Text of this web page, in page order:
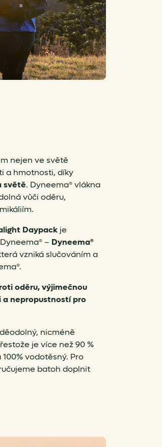
nejen ve světě
a hmotnosti, díky
světě. Dyneema® vlákna
vůči oděru,
Daypack je
– Dyneema®
vzniká slučováním a
oděru, výjimečnou
nepropustností pro
nicméně
je více než 90 %
vodotěsný. Pro
batoh doplnit